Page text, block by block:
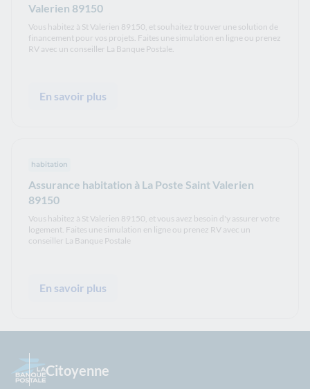
Valerien 89150
Vous habitez à St Valerien 89150, et souhaitez trouver une solution de
financement pour vos projets. Faites une simulation en ligne ou prenez
RV avec un conseiller La Banque Postale.
En savoir plus
Assurance habitation à La Poste Saint Valerien
89150
habitation
Vous habitez à St Valerien 89150, et vous avez besoin d'y assurer votre
logement. Faites une simulation en ligne ou prenez RV avec un
conseiller La Banque Postale
En savoir plus
Citoyenne